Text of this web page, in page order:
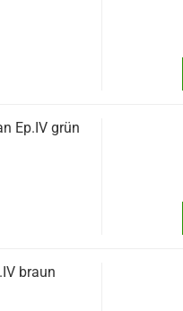
Ep.IV grün
braun